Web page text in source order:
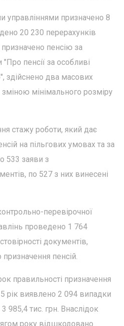
управліннями призначено 8
20 230 перерахунків
пенсію за
пенсії за особливі
здійснено два масових
зміною мінімального розміру
стажу роботи, який дає
на пільгових умовах та за
533 заяви з
по 527 з них винесені
перевірочної
проведено 1 764
документів,
пенсій.
правильності призначення
рік виявлено 2 094 випадки
985,4 тис. грн. Внаслідок
року відшкодовано